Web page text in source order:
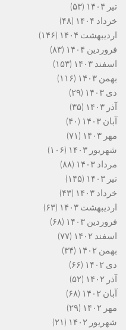
تیر ۱۴۰۴
(۵۳)
خرداد ۱۴۰۴
(۴۸)
اردیبهشت ۱۴۰۴
(۱۴۶)
فروردین ۱۴۰۴
(۸۳)
اسفند ۱۴۰۳
(۱۵۳)
بهمن ۱۴۰۳
(۱۱۶)
دی ۱۴۰۳
(۲۹)
آذر ۱۴۰۳
(۳۵)
آبان ۱۴۰۳
(۴۰)
مهر ۱۴۰۳
(۷۱)
شهریور ۱۴۰۳
(۱۰۶)
مرداد ۱۴۰۳
(۸۸)
تیر ۱۴۰۳
(۱۴۵)
خرداد ۱۴۰۳
(۴۳)
اردیبهشت ۱۴۰۳
(۶۳)
فروردین ۱۴۰۳
(۶۸)
اسفند ۱۴۰۲
(۷۷)
بهمن ۱۴۰۲
(۳۴)
دی ۱۴۰۲
(۶۶)
آذر ۱۴۰۲
(۵۲)
آبان ۱۴۰۲
(۶۸)
مهر ۱۴۰۲
(۲۹)
شهریور ۱۴۰۲
(۲۱)